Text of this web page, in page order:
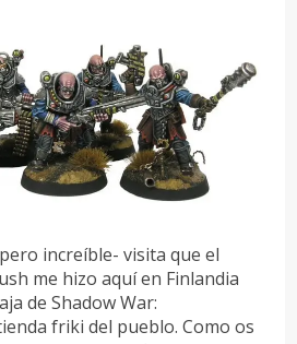
increíble- visita que el
me hizo aquí en Finlandia
de Shadow War:
friki del pueblo. Como os